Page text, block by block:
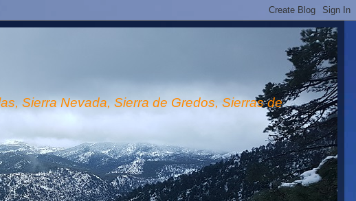
Sierra Nevada, Sierra de Gredos, Sierras de